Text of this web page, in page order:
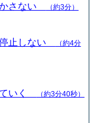
かさない （約3分）
止しない
（約4分
ていく （約3分40秒）